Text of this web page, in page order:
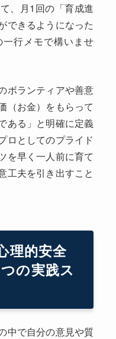
、月1回の「育成進
できるようになった
行メモで構いませ
ボランティアや善意
（お金）をもらって
ある」と明確に定義
ロとしてのプライド
を早く一人前に育て
工夫を引き出すこと
理的安全
の実践ス
中で自分の意見や質